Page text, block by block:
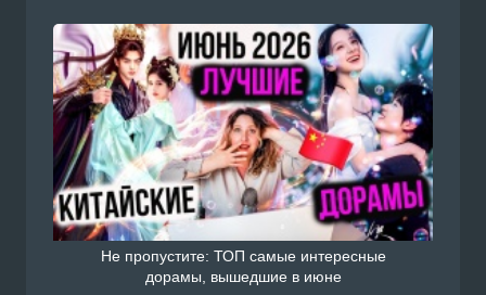
Не пропустите: ТОП самые интересные
дорамы, вышедшие в июне